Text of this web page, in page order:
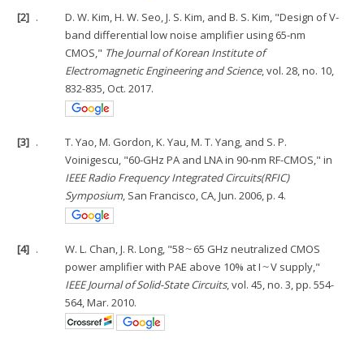
[2] .
D. W. Kim, H. W. Seo, J. S. Kim, and B. S. Kim, "Design of V-
band differential low noise amplifier using 65-nm
CMOS," The Journal of Korean Institute of
Electromagnetic Engineering and Science, vol. 28, no. 10,
832-835, Oct. 2017.
[3] .
T. Yao, M. Gordon, K. Yau, M. T. Yang, and S. P.
Voinigescu, "60-GHz PA and LNA in 90-nm RF-CMOS," in
IEEE Radio Frequency Integrated Circuits(RFIC)
Symposium, San Francisco, CA, Jun. 2006, p. 4.
[4] .
W. L. Chan, J. R. Long, "58～65 GHz neutralized CMOS
power amplifier with PAE above 10% at I～V supply,"
IEEE Journal of Solid-State Circuits, vol. 45, no. 3, pp. 554-
564, Mar. 2010.